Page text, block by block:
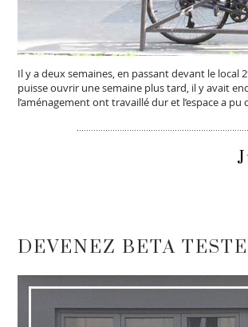
Il y a deux semaines, en passant devant le local
puisse ouvrir une semaine plus tard, il y avait
l’aménagement ont travaillé dur et l’espace a
DEVENEZ BETA